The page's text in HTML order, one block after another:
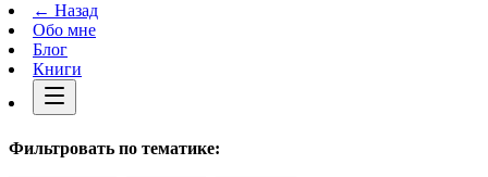
← Назад
Обо мне
Блог
Книги
Фильтровать по тематике: